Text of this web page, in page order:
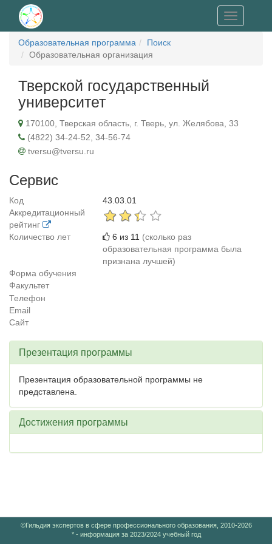
Toggle
navigation
Образовательная программа
Поиск
Образовательная организация
Тверской государственный
университет
170100, Тверская область, г. Тверь, ул. Желябова, 33
(4822) 34-24-52, 34-56-74
tversu@tversu.ru
Сервис
Код
43.03.01
Аккредитационный
рейтинг
Количество лет
6 из 11 (сколько раз
образовательная программа была
признана лучшей)
Форма обучения
Факультет
Телефон
Email
Сайт
Презентация программы
Презентация образовательной программы не
представлена.
Достижения программы
©Гильдия экспертов в сфере профессионального образования, 2010-2026
* - информация за 2023/2024 учебный год